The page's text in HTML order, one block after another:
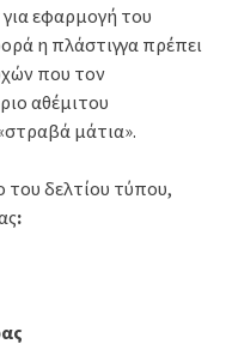
εφαρμογή του
η πλάστιγγα πρέπει
που τον
αθέμιτου
μάτια».
δελτίου τύπου,
: